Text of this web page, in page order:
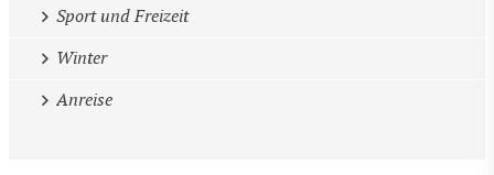
Sport und Freizeit
Winter
Anreise